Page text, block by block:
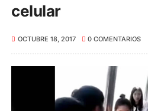
celular
OCTUBRE 18, 2017 0 COMENTARIOS